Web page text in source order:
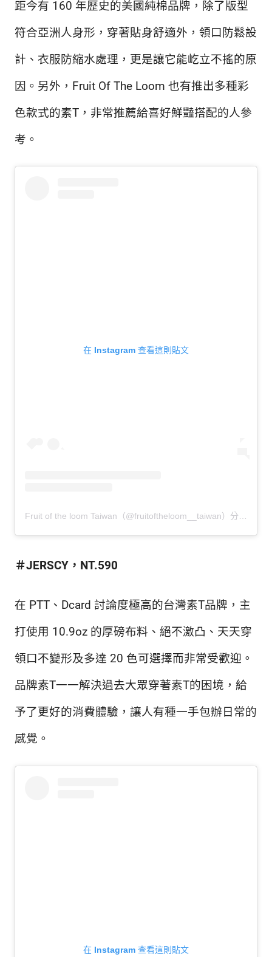
距今有 160 年歷史的美國純棉品牌，除了版型
符合亞洲人身形，穿著貼身舒適外，領口防鬆設
計、衣服防縮水處理，更是讓它能屹立不搖的原
因。 另外，Fruit Of The Loom 也有推出多種彩
色款式的素T，非常推薦給喜好鮮豔搭配的人參
考。
在 Instagram 查看這則貼文
＃JERSCY ，NT.590
在 PTT、Dcard 討論度極高的台灣素T品牌，主
打使用 10.9oz 的厚磅布料、絕不激凸、天天穿
領口不變形及多達 20 色可選擇而非常受歡迎。
品牌素T一一解決過去大眾穿著素T的困境，給
予了更好的消費體驗，讓人有種一手包辦日常的
感覺。
在 Instagram 查看這則貼文